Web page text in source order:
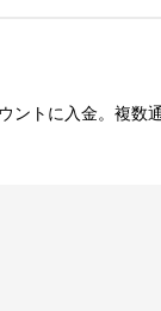
トに入金。複